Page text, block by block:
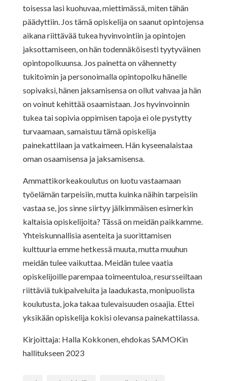
toisessa lasi kuohuvaa, miettimässä, miten tähän
päädyttiin. Jos tämä opiskelija on saanut opintojensa
aikana riittävää tukea hyvinvointiin ja opintojen
jaksottamiseen, on hän todennäköisesti tyytyväinen
opintopolkuunsa. Jos painetta on vähennetty
tukitoimin ja personoimalla opintopolku hänelle
sopivaksi, hänen jaksamisensa on ollut vahvaa ja hän
on voinut kehittää osaamistaan. Jos hyvinvoinnin
tukea tai sopivia oppimisen tapoja ei ole pystytty
turvaamaan, samaistuu tämä opiskelija
painekattilaan ja vatkaimeen. Hän kyseenalaistaa
oman osaamisensa ja jaksamisensa.
Ammattikorkeakoulutus on luotu vastaamaan
työelämän tarpeisiin, mutta kuinka näihin tarpeisiin
vastaa se, jos sinne siirtyy jälkimmäisen esimerkin
kaltaisia opiskelijoita? Tässä on meidän paikkamme.
Yhteiskunnallisia asenteita ja suorittamisen
kulttuuria emme hetkessä muuta, mutta muuhun
meidän tulee vaikuttaa. Meidän tulee vaatia
opiskelijoille parempaa toimeentuloa, resursseiltaan
riittäviä tukipalveluita ja laadukasta, monipuolista
koulutusta, joka takaa tulevaisuuden osaajia. Ettei
yksikään opiskelija kokisi olevansa painekattilassa.
Kirjoittaja: Halla Kokkonen, ehdokas SAMOKin
hallitukseen 2023